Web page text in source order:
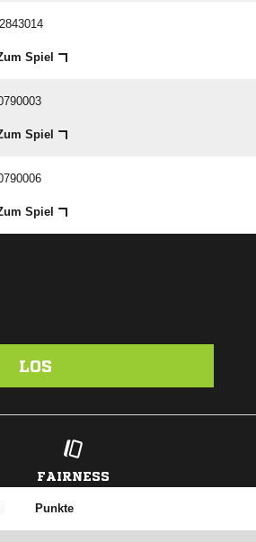
Spiel
Spiel
Spiel
LOS
FAIRNESS
Punkte